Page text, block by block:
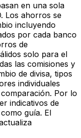
en una sola
Los ahorros se
incluyendo
por cada banco
de
solo para el
las comisiones y
de divisa, tipos
individuales
Por lo
indicativos de
guía. El